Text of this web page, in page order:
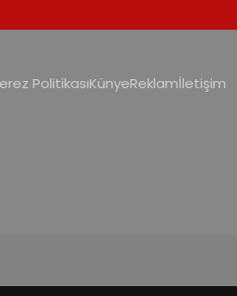
PolitikasıKünyeReklamİletişim